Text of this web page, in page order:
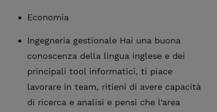
Economia
Ingegneria gestionale Hai una buona
conoscenza della lingua inglese e dei
principali tool informatici, ti piace
lavorare in team, ritieni di avere capacità
di ricerca e analisi e pensi che l’area